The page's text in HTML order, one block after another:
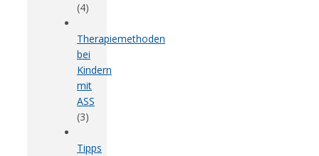
(4)
Therapiemethoden
bei
Kindern
mit
ASS
(3)
Tipps